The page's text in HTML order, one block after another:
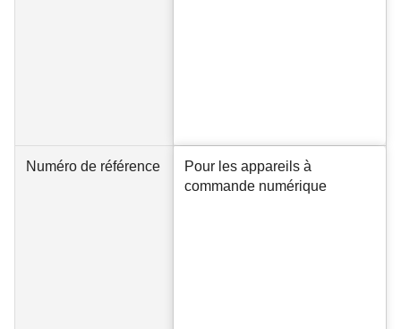
Numéro de référence
Pour les appareils à
commande numérique